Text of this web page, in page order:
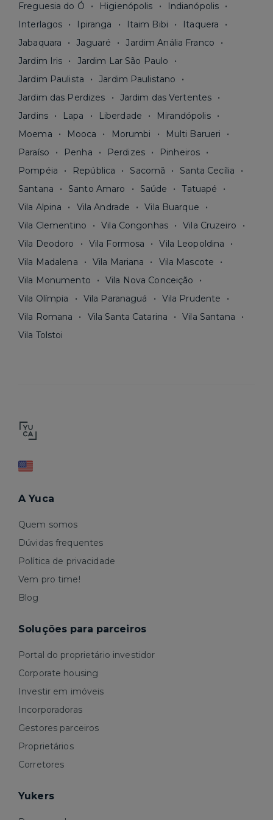
Freguesia do Ó
Higienópolis
Indianópolis
Interlagos
Ipiranga Itaim Bibi
Itaquera
Jabaquara
Jaguaré
Jardim Anália Franco
Jardim Iris
Jardim Lar São Paulo
Jardim Paulista
Jardim Paulistano
Jardim das Perdizes
Jardim das Vertentes
Jardins
Lapa Liberdade
Mirandópolis
Moema
Mooca Morumbi
Multi Barueri
Paraíso
Penha Perdizes
Pinheiros
Pompéia
República Sacomã
Santa Cecília
Santana
Santo Amaro Saúde
Tatuapé
Vila Alpina
Vila Andrade
Vila Buarque
Vila Clementino
Vila Congonhas
Vila Cruzeiro
Vila Deodoro
Vila Formosa
Vila Leopoldina
Vila Madalena
Vila Mariana
Vila Mascote
Vila Monumento
Vila Nova Conceição
Vila Olímpia
Vila Paranaguá
Vila Prudente
Vila Romana
Vila Santa Catarina
Vila Santana
Vila Tolstoi
A Yuca
Quem somos
Dúvidas frequentes
Política de privacidade
Vem pro time!
Blog
Soluções para parceiros
Portal do proprietário investidor
Corporate housing
Investir em imóveis
Incorporadoras
Gestores parceiros
Proprietários
Corretores
Yukers